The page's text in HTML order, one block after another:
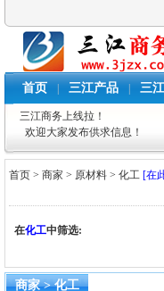
首页 三江产品 三
三江商务上线拉！
欢迎大家发布供求信息！
首页 >商家 > 原材料>化工 [在
在化工中筛选:
商家 > 化工